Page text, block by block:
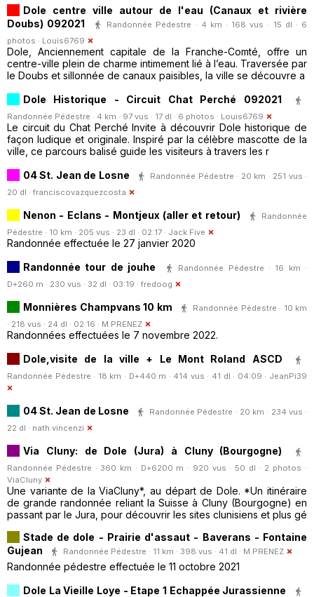
Dole centre ville autour de l'eau (Canaux et rivière
Doubs) 092021
Randonnée Pédestre · 4 km · 168 vus · 15 dl · 6
photos · Louis6769
Dole, Anciennement capitale de la Franche-Comté, offre un
centre-ville plein de charme intimement lié à l’eau. Traversée par
le Doubs et sillonnée de canaux paisibles, la ville se découvre a
Dole Historique - Circuit Chat Perché 092021
Randonnée Pédestre · 4 km · 97 vus · 17 dl · 6 photos · Louis6769
Le circuit du Chat Perché Invite à découvrir Dole historique de
façon ludique et originale. Inspiré par la célèbre mascotte de la
ville, ce parcours balisé guide les visiteurs à travers les r
04 St. Jean de Losne
Randonnée Pédestre · 20 km · 251 vus ·
20 dl · franciscovazquezcosta
Nenon - Eclans - Montjeux (aller et retour)
Randonnée
Pédestre · 10 km · 205 vus · 23 dl · 02:17 · Jack Five
Randonnée effectuée le 27 janvier 2020
Randonnée tour de jouhe
Randonnée Pédestre · 16 km ·
D+260 m · 230 vus · 32 dl · 03:19 · fredoog
Monnières Champvans 10 km
Randonnée Pédestre · 10 km
· 218 vus · 24 dl · 02:16 · M.PRENEZ
Randonnées effectuées le 7 novembre 2022.
Dole,visite de la ville + Le Mont Roland ASCD
Randonnée Pédestre · 18 km · D+440 m · 414 vus · 41 dl · 04:09 · JeanPi39
04 St. Jean de Losne
Randonnée Pédestre · 20 km · 234 vus ·
22 dl · nath.vincenzi
Via Cluny: de Dole (Jura) à Cluny (Bourgogne)
Randonnée Pédestre · 360 km · D+6200 m · 920 vus · 50 dl · 2 photos ·
ViaCluny
Une variante de la ViaCluny*, au départ de Dole. *Un itinéraire
de grande randonnée reliant la Suisse à Cluny (Bourgogne) en
passant par le Jura, pour découvrir les sites clunisiens et plus gé
Stade de dole - Prairie d'assaut - Baverans - Fontaine
Gujean
Randonnée Pédestre · 11 km · 398 vus · 41 dl · M.PRENEZ
Randonnée pédestre effectuée le 11 octobre 2021
Dole La Vieille Loye - Etape 1 Echappée Jurassienne